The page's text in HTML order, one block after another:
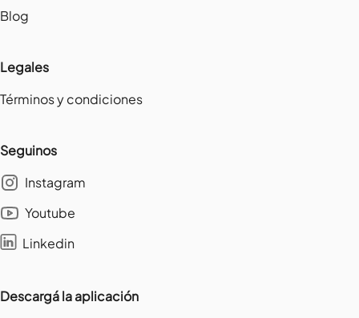
Blog
Legales
Términos y condiciones
Seguinos
Instagram
Youtube
Linkedin
Descargá la aplicación